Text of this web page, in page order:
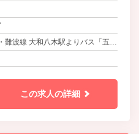
難波線 大和八木駅よりバス「五
この求人の詳細